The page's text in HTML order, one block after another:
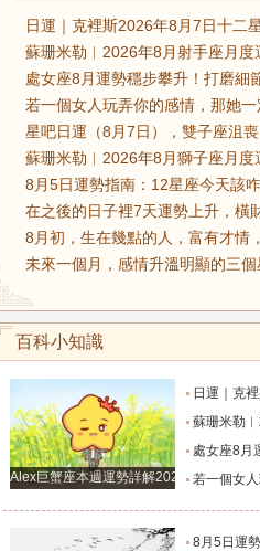
日運｜克裡斯2026年8月7日十二
蘇珊米勒︱2026年8月射手座月度
處女座8月運勢穩步攀升！打磨細
若一個女人玩弄你的感情，那她
星吧日運（8月7日），雙子座沮
蘇珊米勒︱2026年8月獅子座月度
8月5日運勢指南：12星座今天該
在之後的日子裡7天運勢上升，橫
8月初，生在幾點的人，富有才情
未來一個月，感情升溫明顯的三
百科小知識
Alex巨蟹座本週運勢詳解2024.12.23-
日運｜克裡斯2026年8月
蘇珊米勒︱2026年8月
處女座8月運勢穩步攀升！打磨細
若一個女人玩弄你的感情，那
8月5日運勢指南：12星